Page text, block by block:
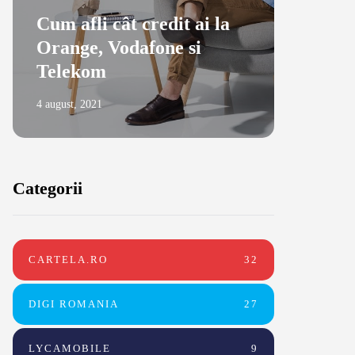
Cum afli cât credit ai la
Orange, Vodafone si
Telekom
4 august, 2021
Categorii
CARTELA.RO 32
DIGI ROMANIA 27
LYCAMOBILE 9